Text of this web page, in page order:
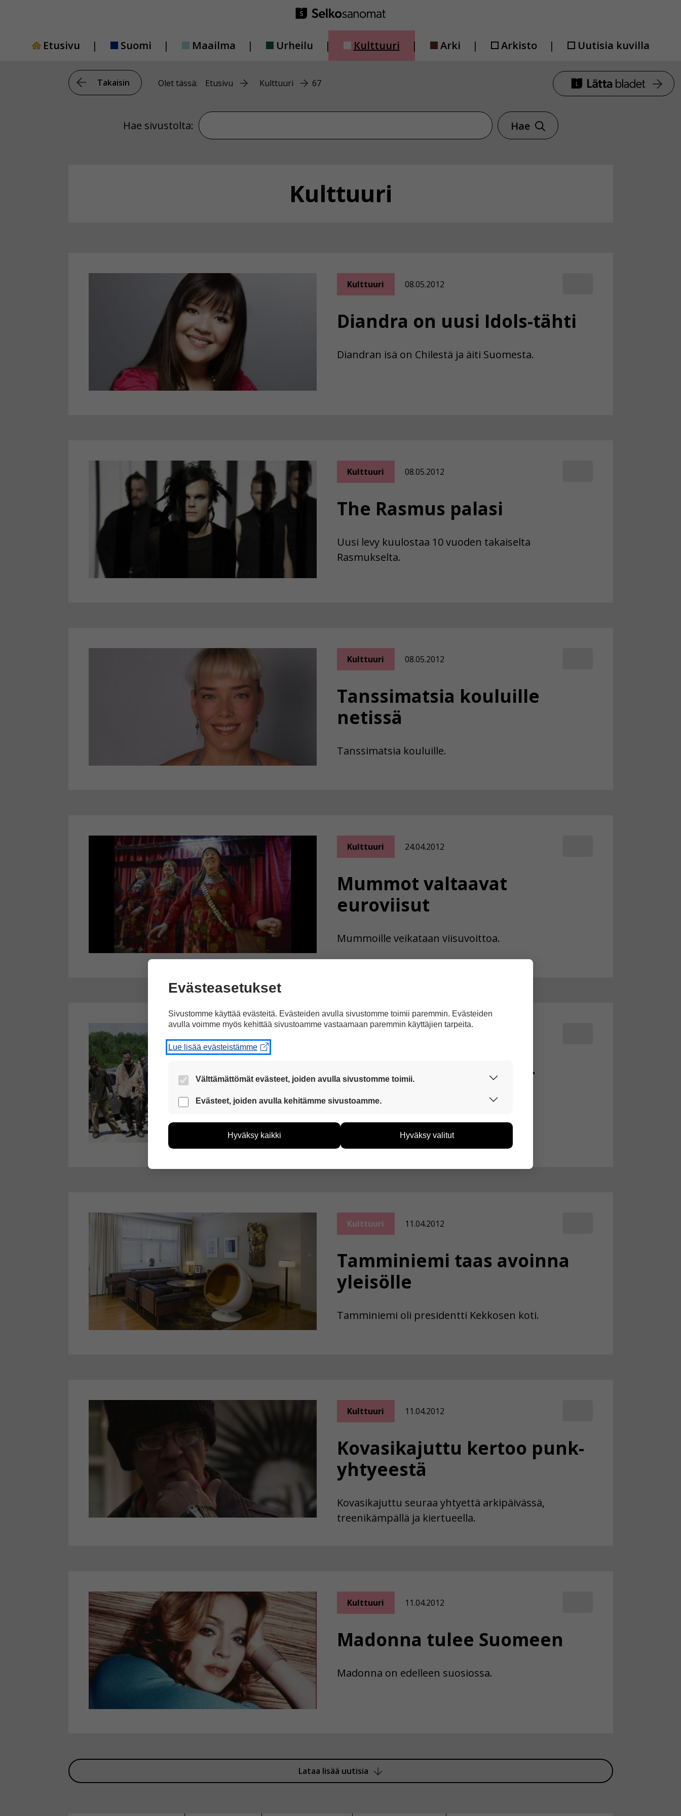
Etusivu
Suomi Maailma Urheilu Kulttuuri Arki Arkisto Uutisia kuvilla
Takaisin Olet tässä: Etusivu Kulttuuri 67
Hae sivustolta: Hae sivustolta
Hae
Kulttuuri
Diandra on uusi Idols-tähti
Kulttuuri 08.05.2012
Diandran isä on Chilestä ja äiti Suomesta.
The Rasmus palasi
Kulttuuri 08.05.2012
Uusi levy kuulostaa 10 vuoden takaiselta
Rasmukselta.
Tanssimatsia kouluille
netissä
Kulttuuri 08.05.2012
Tanssimatsia kouluille.
Mummot valtaavat
euroviisut
Kulttuuri 24.04.2012
Mummoille veikataan viisuvoittoa.
SuomiTV muuttui Fox-
kanavaksi
Fox tuli Suomeen.
Tamminiemi taas avoinna
yleisölle
Kulttuuri 11.04.2012
Tamminiemi oli presidentti Kekkosen koti.
Kovasikajuttu kertoo punk-
yhtyeestä
Kulttuuri 11.04.2012
Kovasikajuttu seuraa yhtyettä arkipäivässä,
treenikämpällä ja kiertueella.
Madonna tulee Suomeen
Kulttuuri 11.04.2012
Madonna on edelleen suosiossa.
Lataa lisää uutisia
Evästeasetukset
Sivustomme käyttää evästeitä. Evästeiden avulla sivustomme toimii paremmin. Evästeiden
avulla voimme myös kehittää sivustoamme vastaamaan paremmin käyttäjien tarpeita.
Lue lisää evästeistämme
Välttämättömät evästeet, joiden avulla sivustomme toimii.
Nämä evästeet ovat aina käytössä, jotta sivustoamme voi käyttää sujuvasti ja turvallisesti.
Evästeet, joiden avulla kehitämme sivustoamme.
voimme kehittää sivustoamme vastaamaan paremmin käyttäjien tarpeita. Tietoa kerätään
esimerkiksi kävijämääristä ja siitä, mitä sivuja käytetään ja miten sivuilla liikutaan. Emme
kuitenkaan kerää henkilötietoja kuten nimiä, eikä tietoja voi yhdistää yksittäiseen
Hyväksy kaikki Hyväksy valitut